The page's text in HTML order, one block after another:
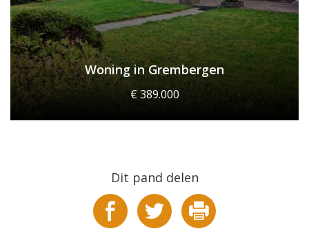
Woning in Grembergen
€ 389.000
Dit pand delen